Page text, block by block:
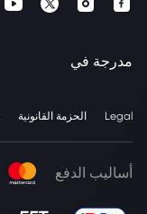
مدرجة في
Legal الحزمة القانونية
أساليب الدفع